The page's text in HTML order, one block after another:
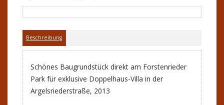
Beschreibung
Schönes Baugrundstück direkt am Forstenrieder
Park für exklusive Doppelhaus-Villa in der
Argelsriederstraße, 2013